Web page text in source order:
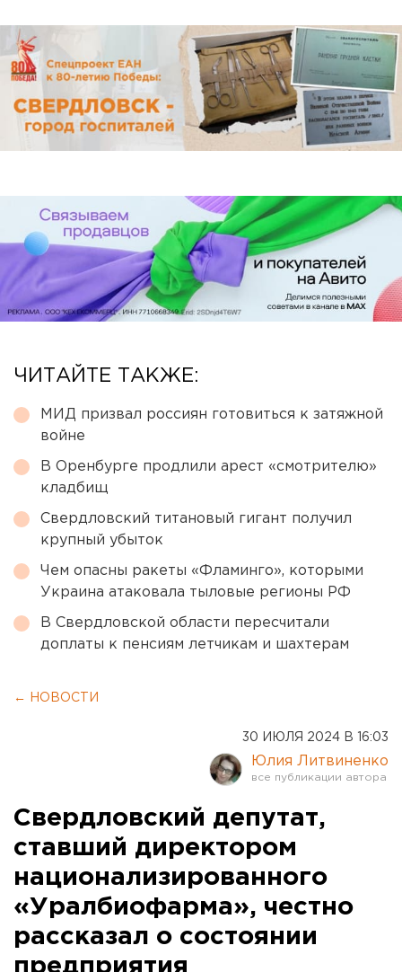
ЧИТАЙТЕ ТАКЖЕ:
МИД призвал россиян готовиться к затяжной
войне
В Оренбурге продлили арест «смотрителю»
кладбищ
Свердловский титановый гигант получил
крупный убыток
Чем опасны ракеты «Фламинго», которыми
Украина атаковала тыловые регионы РФ
В Свердловской области пересчитали
доплаты к пенсиям летчикам и шахтерам
← НОВОСТИ
30 ИЮЛЯ 2024 В 16:03
Юлия Литвиненко
Свердловский депутат,
ставший директором
национализированного
«Уралбиофарма», честно
рассказал о состоянии
предприятия